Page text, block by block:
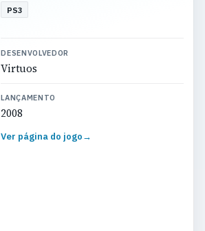
PS3
DESENVOLVEDOR
Virtuos
LANÇAMENTO
2008
Ver página do jogo→